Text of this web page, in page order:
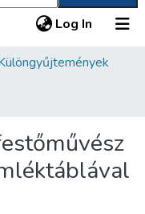
Log In (current)